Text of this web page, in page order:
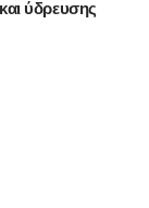
ύδρευσης